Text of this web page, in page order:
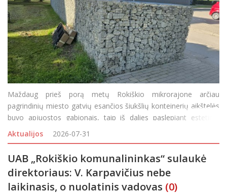
Maždaug prieš porą metų Rokiškio mikrorajone arčiau
pagrindinių miesto gatvių esančios šiukšlių konteinerių aikštelės
buvo apjuostos gabionais, taip iš dalies paslepiant estetinio
miesto vaizdo „darkytojus“. Bet tokių aikštelių, kurioms pr
Aktualijos 2026-07-31
UAB „Rokiškio komunalininkas“ sulaukė
direktoriaus: V. Karpavičius nebe
laikinasis, o nuolatinis vadovas (0)